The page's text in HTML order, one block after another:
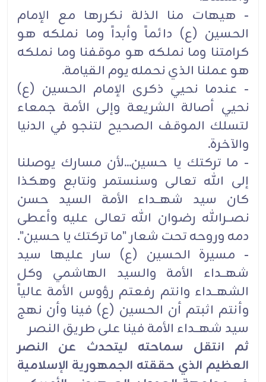
- هيهات منا الذلة نكررها مع الإمام
الحسين (ع) دائماً وأبداً وما نملكه هو
كرامتنا وما نملكه هو موقفنا وما نملكه
هو عملنا الذي نحمله يوم القيامة.
- عندما نحيي ذكرى الإمام الحسين (ع)
نحيي أصالة الشريعة وإلى الأمة جمعاء
لتسلك الموقف الصحيح لتنجو في الدنيا
والآخرة.
- ما تركتك يا حسين...لأن مسارك يوصلنا
إلى الله تعالى وسنستمر ونتابع وهكذا
كان سيد شهــداء الأمة السيد حسن
نصــرالله رضوان الله تعالى عليه وأعطى
دمه وروحه تحت شعار "ما تركتك يا حسين".
- مسيرة الحسين (ع) سار عليها سيد
شهــداء الأمة والسيد الهاشمي وكل
الشهــداء وانتم رفعتم رؤوس الأمة عالياً
وأنتم اثبتم أن الحسين (ع) فينا وأن نهج
سيد شهــداء الأمة فينا على طريق النصر
ثم انتقل سماحته ليتحدث عن النصر
العظيم الذي حققته الجمهورية الإسلامية